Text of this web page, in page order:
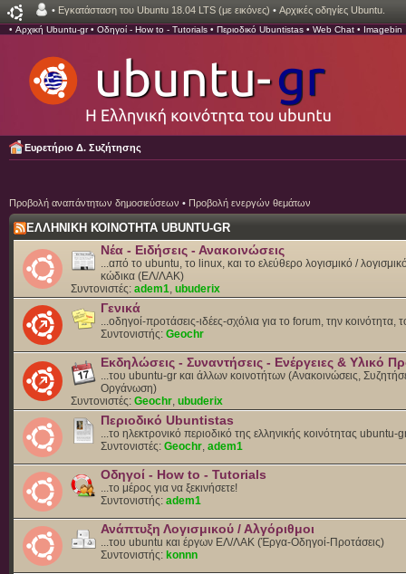
• Εγκατάσταση του Ubuntu 18.04 LTS (με εικόνες) • Αρχικές οδηγίες Ubuntu.
• Αρχική Ubuntu-gr• Οδηγοί - How to - Tutorials • Περιοδικό Ubuntistas • Web Chat • Imagebin
Ευρετήριο Δ. Συζήτησης
Προβολή αναπάντητων δημοσιεύσεων • Προβολή ενεργών θεμάτων
ΕΛΛΗΝΙΚΗ ΚΟΙΝΟΤΗΤΑ UBUNTU-GR
Νέα - Ειδήσεις - Ανακοινώσεις
...από το ubuntu, το linux, και το ελεύθερο λογισμικό /
κώδικα (ΕΛ/ΛΑΚ)
Συντονιστές: adem1 ubuderix
Γενικά
...οδηγοί-προτάσεις-ιδέες-σχόλια για το forum, την κοινότητα,
Συντονιστής: Geochr
Εκδηλώσεις - Συναντήσεις - Ενέργειες & Υλικό
...του ubuntu-gr και άλλων κοινοτήτων (Ανακοινώσεις,
Οργάνωση)
Συντονιστές: Geochr ubuderix
Περιοδικό Ubuntistas
...το ηλεκτρονικό περιοδικό της ελληνικής κοινότητας ubuntu-
Συντονιστές: Geochr adem1
Οδηγοί - How to - Tutorials
...το μέρος για να ξεκινήσετε!
Συντονιστής: adem1
Ανάπτυξη Λογισμικού / Αλγόριθμοι
...του ubuntu και έργων ΕΛ/ΛΑΚ (Έργα-Οδηγοί-Προτάσεις)
Συντονιστής: konnn